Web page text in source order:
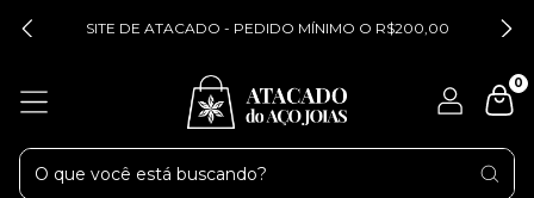
SITE DE ATACADO - PEDIDO MÍNIMO O R$200,00
0